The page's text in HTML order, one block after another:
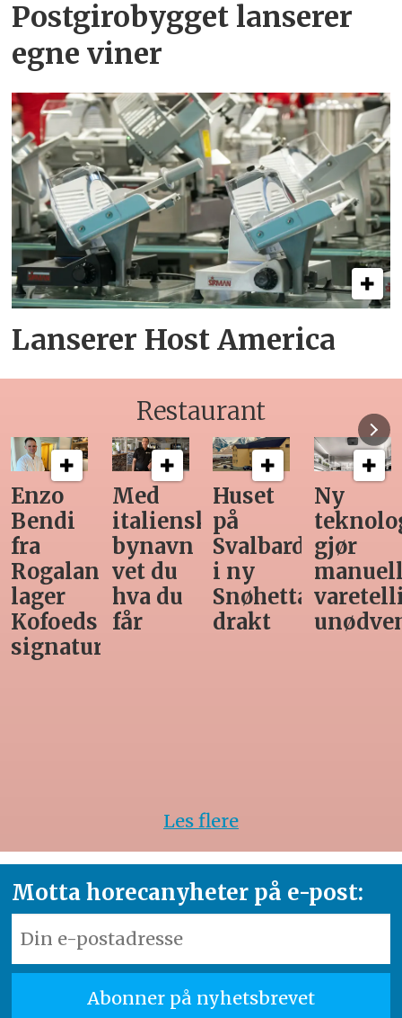
Postgirobygget lanserer
egne viner
Lanserer Host America
Restaurant
Enzo
Bendi
fra
Rogaland
lager
Kofoeds
signaturrett
Med
italiensk
bynavn
vet du
hva du
får
Huset
på
Svalbard
i ny
Snøhetta-
drakt
Ny
gjør
manuell
Les flere
Motta horecanyheter på e-post: